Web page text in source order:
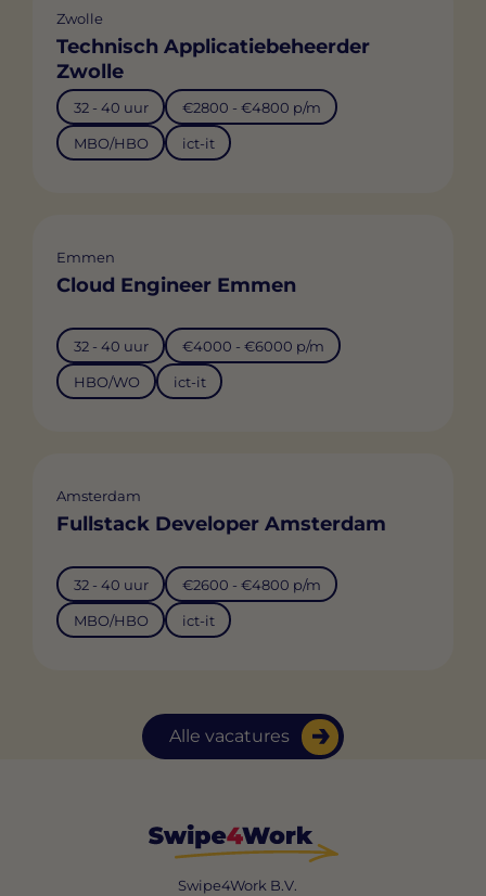
Alle vacatures
Zwolle
Technisch Applicatiebeheerder
Zwolle
32 - 40 uur €2800 - €4800 p/m
MBO/HBO ict-it
Emmen
Cloud Engineer Emmen
32 - 40 uur €4000 - €6000 p/m
HBO/WO ict-it
Amsterdam
Fullstack Developer Amsterdam
32 - 40 uur €2600 - €4800 p/m
MBO/HBO ict-it
Swipe4Work B.V.